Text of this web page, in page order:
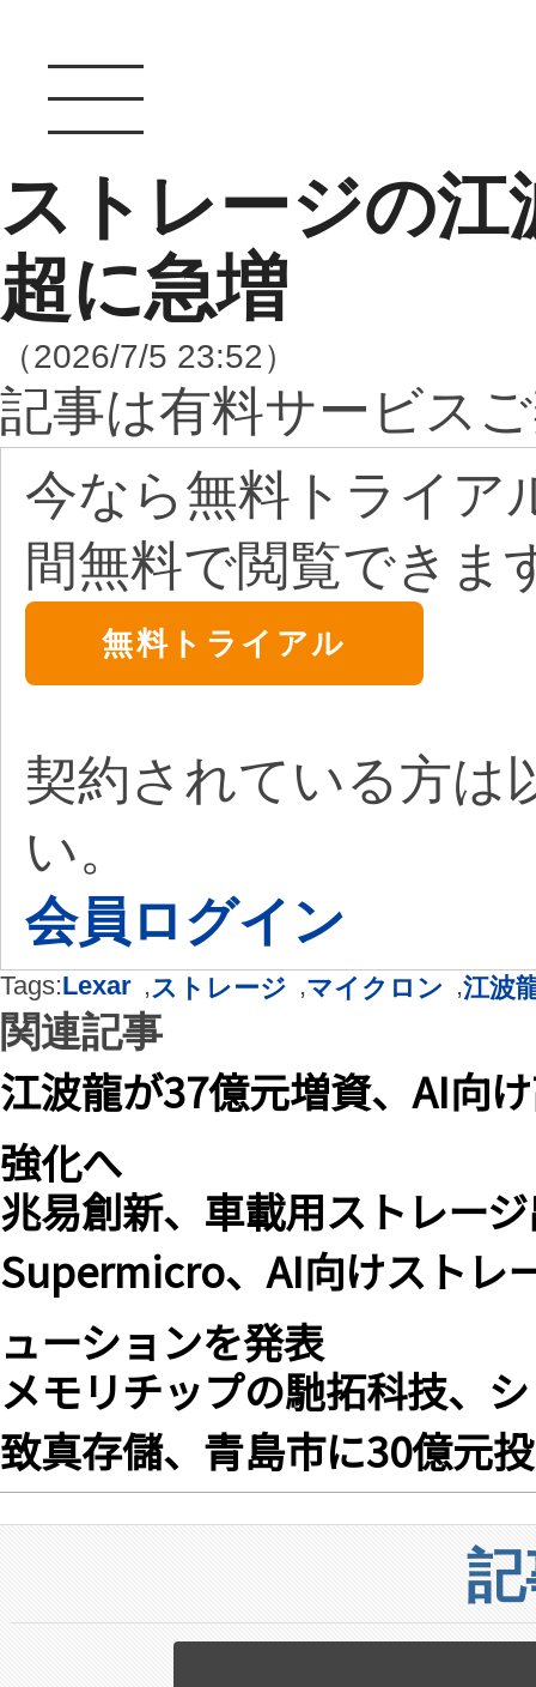
ストレージの江
超に急増
（2026/7/5 23:52）
記事は有料サービス
今なら無料トライア
間無料で閲覧できま
無料トライアル
契約されている方は
い。
会員ログイン
Tags:Lexar ,ストレージ ,マイクロン ,江波
関連記事
江波龍が37億元増資、AI向
強化へ
兆易創新、車載用ストレー
Supermicro、AI向けストレ
ューションを発表
メモリチップの馳拓科技、
致真存儲、青島市に30億元